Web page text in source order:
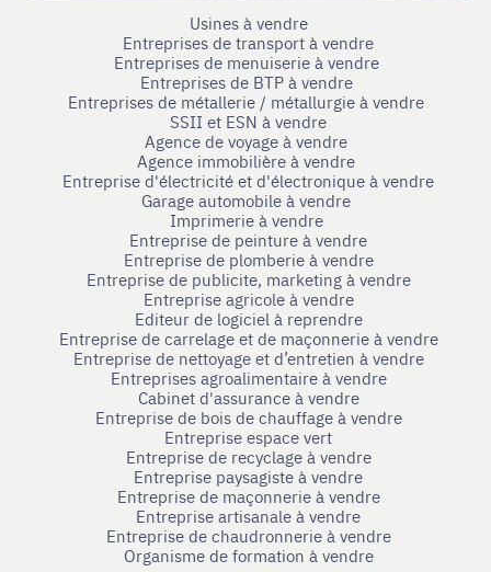
Usines à vendre
Entreprises de transport à vendre
Entreprises de menuiserie à vendre
Entreprises de BTP à vendre
Entreprises de métallerie / métallurgie à vendre
SSII et ESN à vendre
Agence de voyage à vendre
Agence immobilière à vendre
Entreprise d'électricité et d'électronique à vendre
Garage automobile à vendre
Imprimerie à vendre
Entreprise de peinture à vendre
Entreprise de plomberie à vendre
Entreprise de publicite, marketing à vendre
Entreprise agricole à vendre
Editeur de logiciel à reprendre
Entreprise de carrelage et de maçonnerie à vendre
Entreprise de nettoyage et d’entretien à vendre
Entreprises agroalimentaire à vendre
Cabinet d'assurance à vendre
Entreprise de bois de chauffage à vendre
Entreprise espace vert
Entreprise de recyclage à vendre
Entreprise paysagiste à vendre
Entreprise de maçonnerie à vendre
Entreprise artisanale à vendre
Entreprise de chaudronnerie à vendre
Organisme de formation à vendre